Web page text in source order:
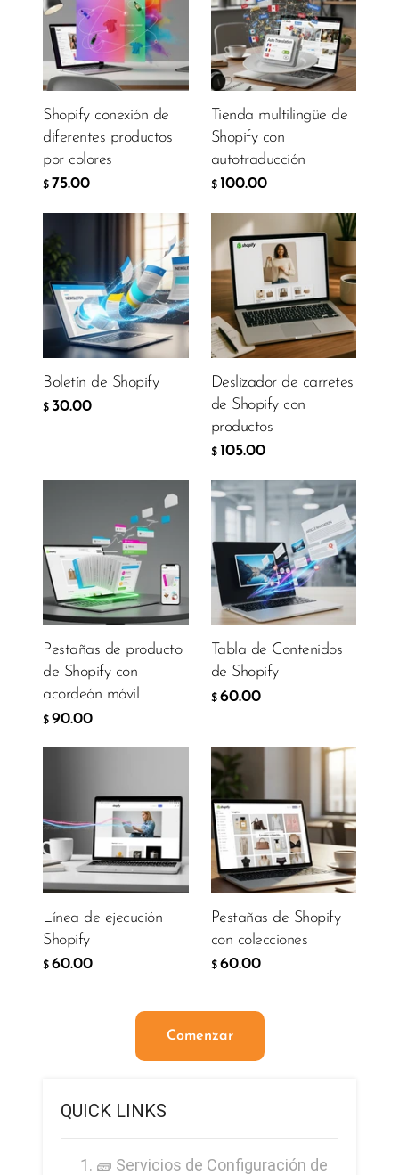
Shopify conexión de
diferentes productos
por colores
$ 75.00
Tienda multilingüe de
Shopify con
autotraducción
$ 100.00
Boletín de Shopify
$ 30.00
Deslizador de carretes
de Shopify con
productos
$ 105.00
Pestañas de producto
de Shopify con
acordeón móvil
$ 90.00
Tabla de Contenidos
de Shopify
$ 60.00
Línea de ejecución
Shopify
$ 60.00
Pestañas de Shopify
con colecciones
$ 60.00
Comenzar
QUICK LINKS
🧱 Servicios de Configuración de